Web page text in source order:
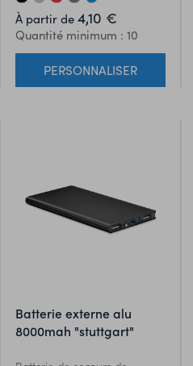
À partir de 4,10 €
Quantité minimum : 10
PERSONNALISER
batterie externe alu
8000mah "stuttgart"